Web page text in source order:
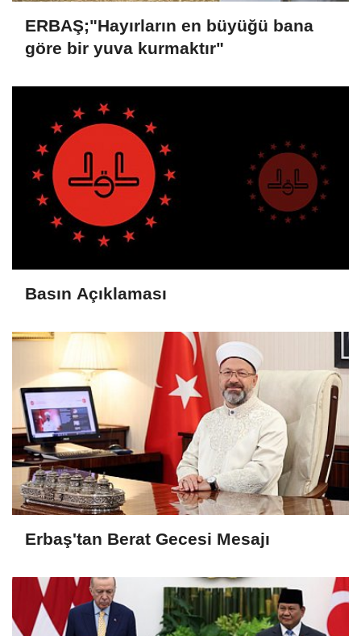
ERBAŞ;"Hayırların en büyüğü bana
göre bir yuva kurmaktır"
Basın Açıklaması
Erbaş'tan Berat Gecesi Mesajı